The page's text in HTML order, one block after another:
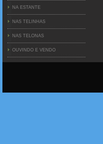
NA ESTANTE
NAS TELINHAS
NAS TELONAS
OUVINDO E VENDO